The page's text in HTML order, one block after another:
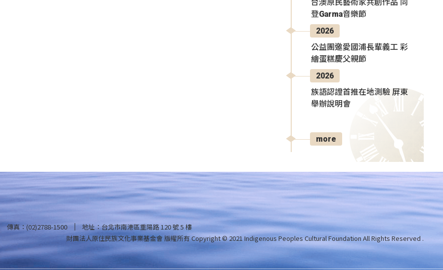
台澳原民藝術家共創作品 同
登Garma音樂節
2026
公益團邀愛國浦長輩義工 彩
繪蛋糕慶父親節
2026
族語認證首推在地測驗 屏東
舉辦說明會
more
傳真：(02)2788-1500
地址：台北市南港區重陽路 120 號 5 樓
財團法人原住民族文化事業基金會 版權所有Copyright © 2021 Indigenous Peoples Cultural Foundation All Rights Reserved .